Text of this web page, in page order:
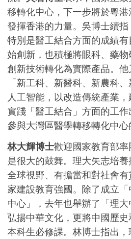
移轉化中心，下一步將於粵港
發揮香港的力量。吳博士續指
特別是醫工結合方面的成績
始創新，也積極將眼科、藥
創新技術轉化為實際產品。
「新工科、新醫科、新農科
人工智能，以改造傳統產業
實踐「醫工結合」方面的工
參與大灣區醫學轉移轉化中心
林大輝博士歡迎國家教育部
是很大的鼓舞。理大矢志培
全球視野、有擔當和對社會
家建設教育強國。除了成立
中心」，去年也舉辦了「理
弘揚中華文化，更將中國歷
本科生必修課。林博士指出